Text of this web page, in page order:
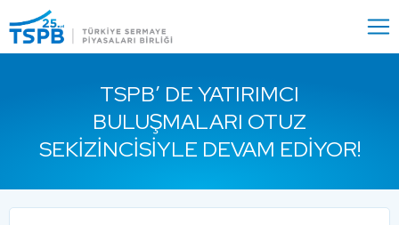
Close
TSPB’ DE YATIRIMCI
BULUŞMALARI OTUZ
SEKIZINCISIYLE DEVAM EDIYOR!